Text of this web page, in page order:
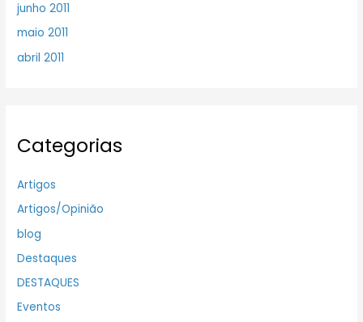
junho 2011
maio 2011
abril 2011
Categorias
Artigos
Artigos/Opinião
blog
Destaques
DESTAQUES
Eventos